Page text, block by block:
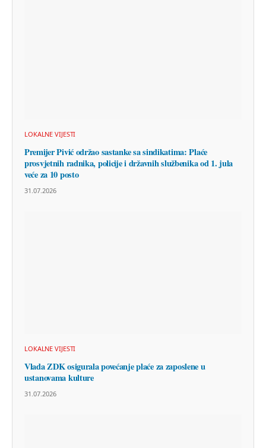
LOKALNE VIJESTI
Premijer Pivić održao sastanke sa sindikatima: Plaće
prosvjetnih radnika, policije i državnih službenika od 1. jula
veće za 10 posto
31.07.2026
LOKALNE VIJESTI
Vlada ZDK osigurala povećanje plaće za zaposlene u
ustanovama kulture
31.07.2026